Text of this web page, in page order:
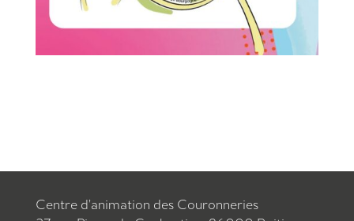
Centre d’animation des Couronneries